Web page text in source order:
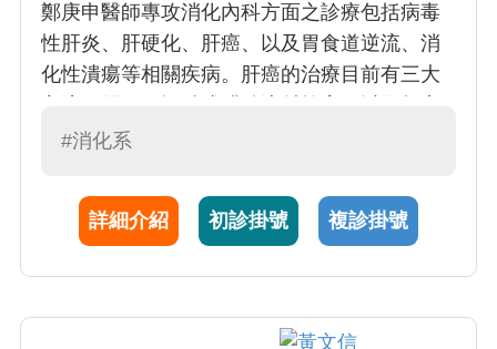
鄭庚申醫師專攻消化內科方面之診療包括病毒
性肝炎、肝硬化、肝癌、以及胃食道逆流、消
化性潰瘍等相關疾病。肝癌的治療目前有三大
波導引經皮局部電燒治療 （肝腫瘤無線電頻率
療，效果或優於酒精注射，單一腫瘤的根除率
大於 90%。鄭庚申醫師亦擅長於肝腫瘤細針穿
#消化系
詳細介紹 初診掛號 複診掛號